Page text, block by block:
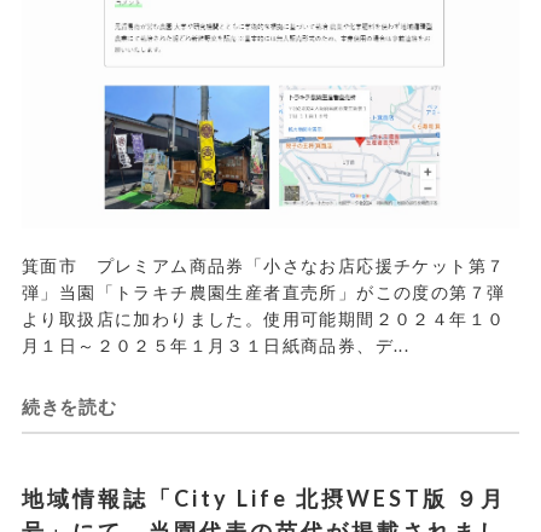
箕面市 プレミアム商品券「小さなお店応援チケット第７
弾」当園「トラキチ農園生産者直売所」がこの度の第７弾
より取扱店に加わりました。使用可能期間２０２４年１０
月１日～２０２５年１月３１日紙商品券、デ...
続きを読む
地域情報誌「City Life 北摂WEST版 ９月